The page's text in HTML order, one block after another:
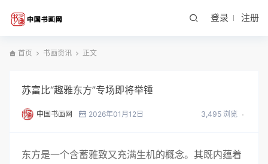
登录 注册
首页 书画资讯 正文
苏富比“趣雅东方”专场即将举锤
中国书画网 2026年01月12日 3,495 浏览
东方是一个含蓄雅致又充满生机的概念。其既内蕴着